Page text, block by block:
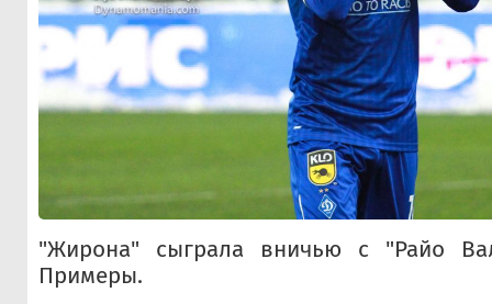
"Жирона" сыграла вничью с "Райо
Примеры.